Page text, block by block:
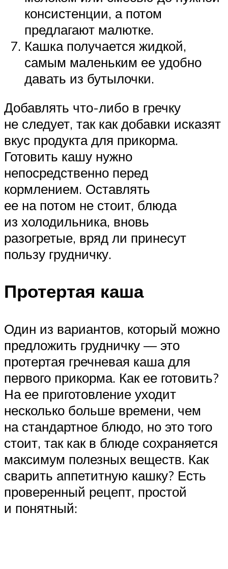
консистенции, а потом
предлагают малютке.
Кашка получается жидкой,
самым маленьким ее удобно
давать из бутылочки.
Добавлять что-либо в гречку
не следует, так как добавки исказят
вкус продукта для прикорма.
Готовить кашу нужно
непосредственно перед
кормлением. Оставлять
ее на потом не стоит, блюда
из холодильника, вновь
разогретые, вряд ли принесут
пользу грудничку.
Протертая каша
Один из вариантов, который можно
предложить грудничку — это
протертая гречневая каша для
первого прикорма. Как ее готовить?
На ее приготовление уходит
несколько больше времени, чем
на стандартное блюдо, но это того
стоит, так как в блюде сохраняется
максимум полезных веществ. Как
сварить аппетитную кашку? Есть
проверенный рецепт, простой
и понятный: